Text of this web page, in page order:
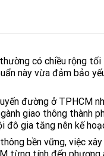
có chiều rộng
này vừa đảm bảo
đường ở TPHCM
giao thông thành
gia tăng nên kế
bền vững, việc